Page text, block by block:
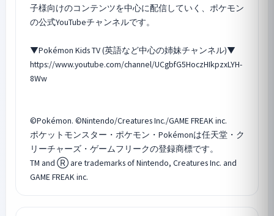
子様向けのコンテンツを中心に配信していく、ポケモン
の公式YouTubeチャンネルです。
▼Pokémon Kids TV (英語など中心の姉妹チャンネル)▼
https://www.youtube.com/channel/UCgbfG5HoczHIkpzxLYH-
8Ww
©Pokémon. ©Nintendo/Creatures Inc./GAME FREAK inc.
ポケットモンスター・ポケモン・Pokémonは任天堂・ク
リーチャーズ・ゲームフリークの登録商標です。
TM and Ⓡ are trademarks of Nintendo, Creatures Inc. and
GAME FREAK inc.